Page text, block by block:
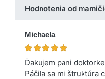
Hodnotenia od
Michaela
Ďakujem pani
Páčila sa mi štruktúra